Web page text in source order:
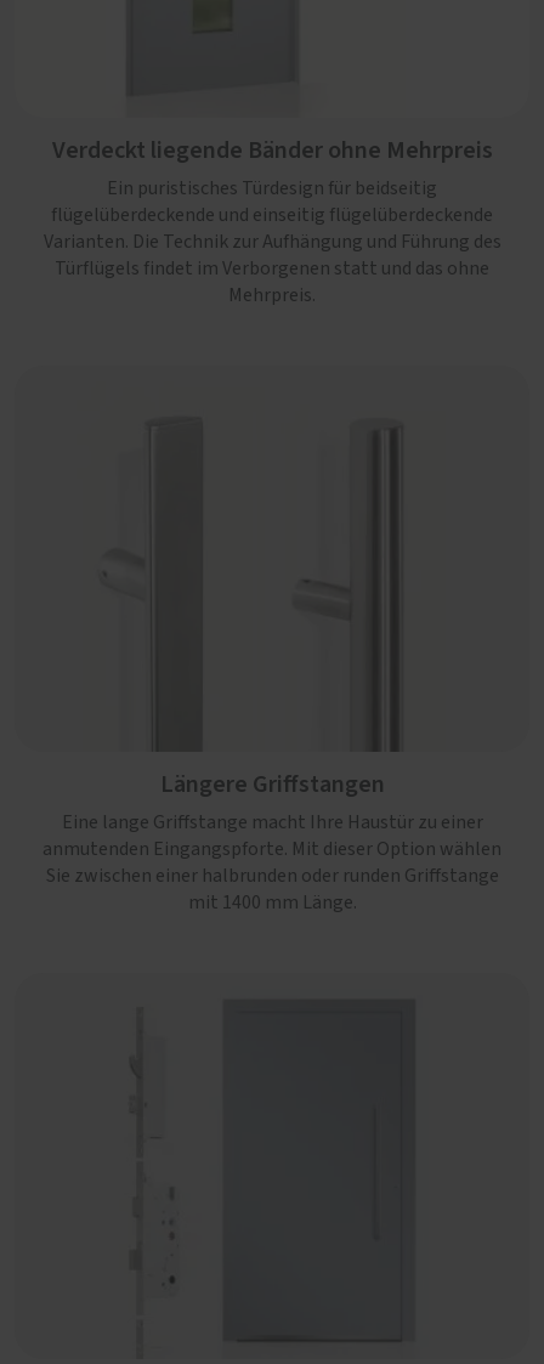
Verdeckt liegende Bänder ohne Mehrpreis
Ein puristisches Türdesign für beidseitig
flügelüberdeckende und einseitig flügelüberdeckende
Varianten. Die Technik zur Aufhängung und Führung des
Türflügels findet im Verborgenen statt und das ohne
Mehrpreis.
Längere Griffstangen
Eine lange Griffstange macht Ihre Haustür zu einer
anmutenden Eingangspforte. Mit dieser Option wählen
Sie zwischen einer halbrunden oder runden Griffstange
mit 1400 mm Länge.